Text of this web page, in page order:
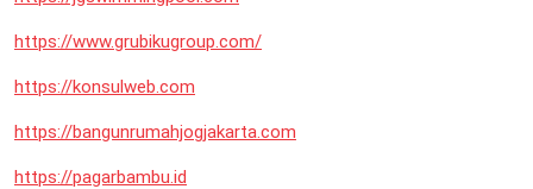
https://www.grubikugroup.com/
https://konsulweb.com
https://bangunrumahjogjakarta.com
https://pagarbambu.id